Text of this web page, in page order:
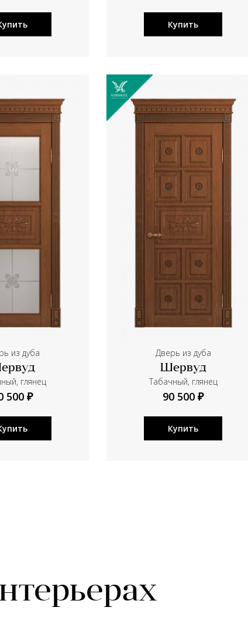
Купить
из дуба
глянец
500 ₽
Дверь из дуба
Шервуд
Табачный, глянец
90 500 ₽
Купить